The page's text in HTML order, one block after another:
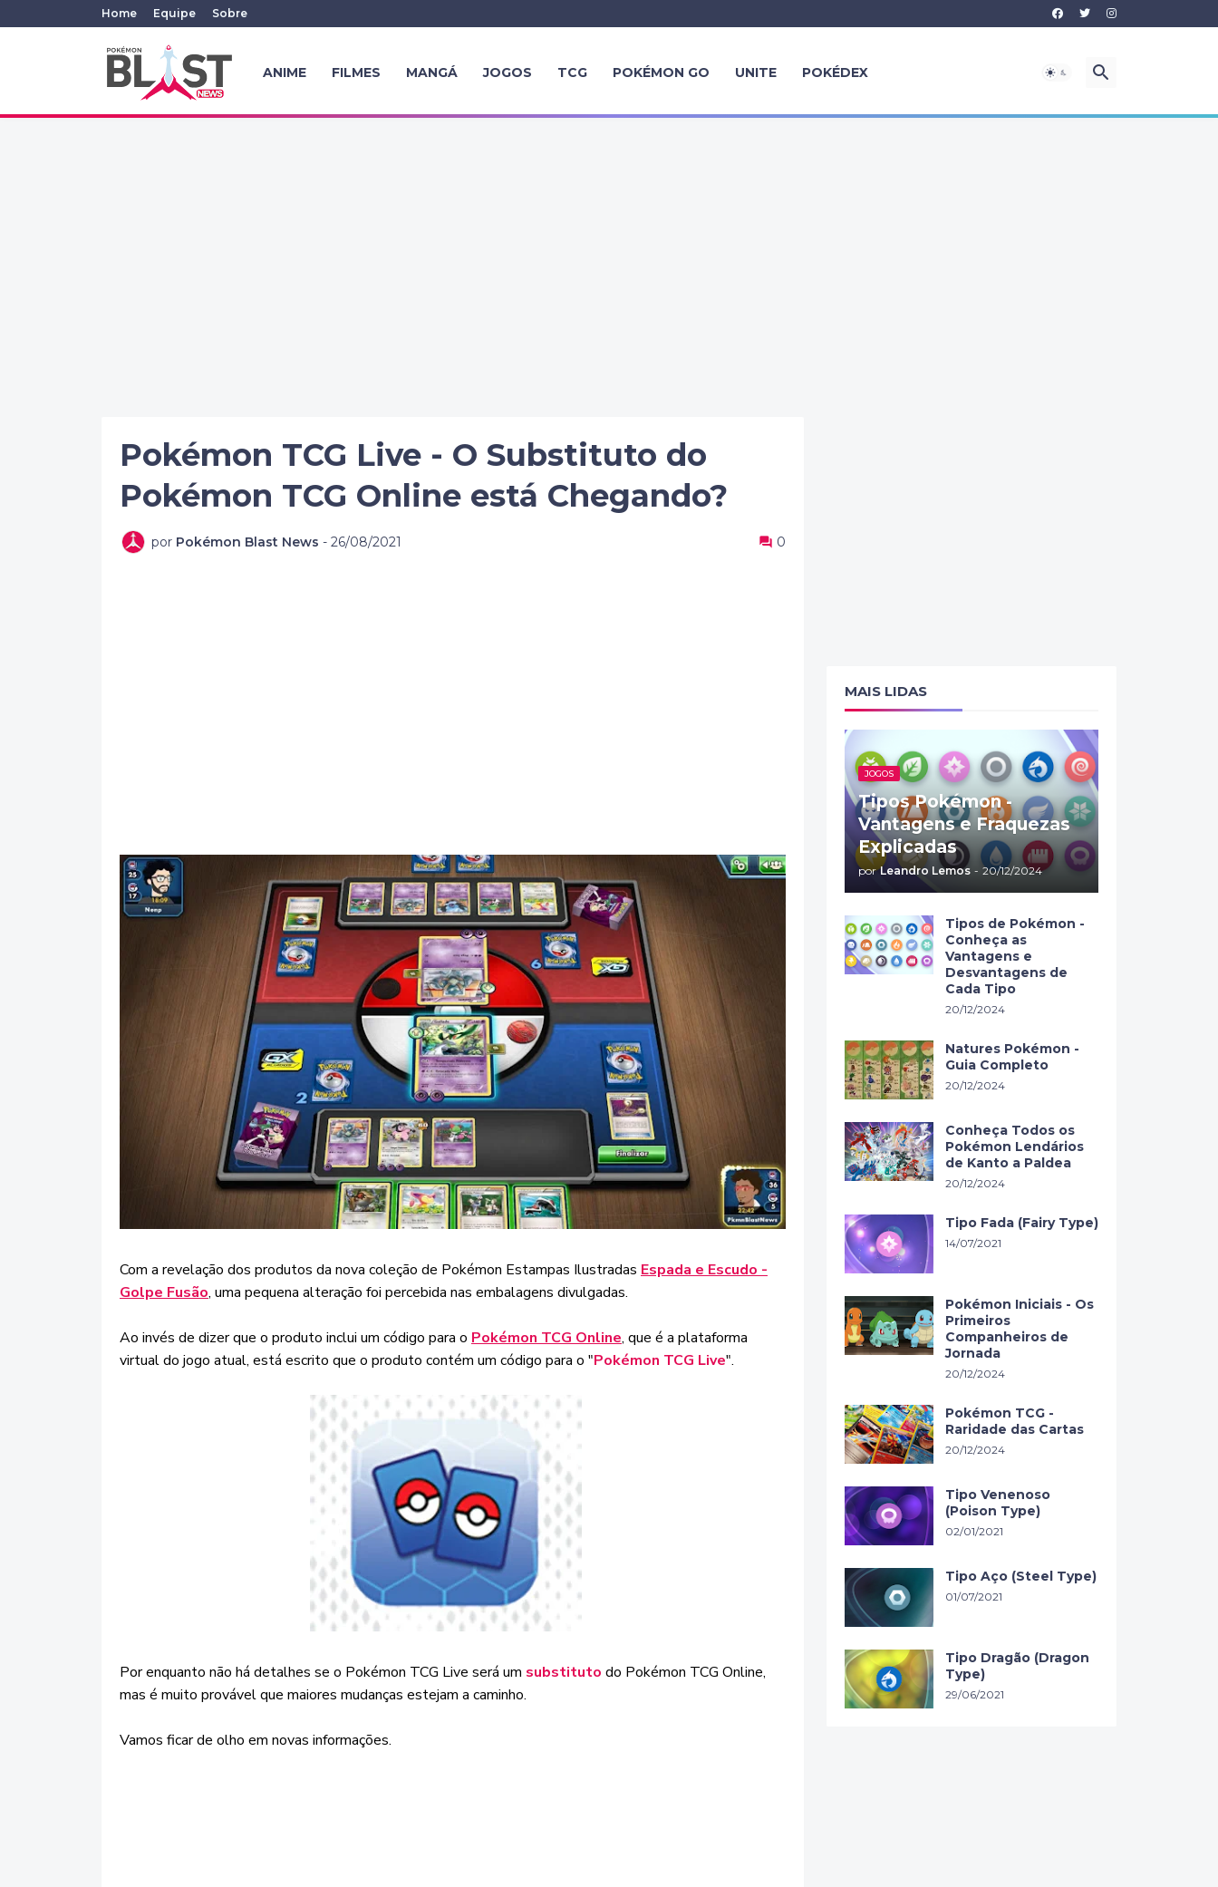
Home Equipe Sobre
ANIME FILMES MANGÁ JOGOS TCG POKÉMON GO UNITE POKÉDEX
Pokémon TCG Live - O Substituto do
Pokémon TCG Online está Chegando?
por Pokémon Blast News - 26/08/2021 0
Com a revelação dos produtos da nova coleção de Pokémon Estampas Ilustradas Espada e Escudo -
Golpe Fusão, uma pequena alteração foi percebida nas embalagens divulgadas.
Ao invés de dizer que o produto inclui um código para o Pokémon TCG Online, que é a plataforma
virtual do jogo atual, está escrito que o produto contém um código para o "Pokémon TCG Live".
Por enquanto não há detalhes se o Pokémon TCG Live será um substituto do Pokémon TCG Online,
mas é muito provável que maiores mudanças estejam a caminho.
Vamos ficar de olho em novas informações.
MAIS LIDAS
JOGOS
Tipos Pokémon -
Vantagens e Fraquezas
Explicadas
por Leandro Lemos - 20/12/2024
Tipos de Pokémon -
Conheça as
Vantagens e
Desvantagens de
Cada Tipo
20/12/2024
Natures Pokémon -
Guia Completo
20/12/2024
Conheça Todos os
Pokémon Lendários
de Kanto a Paldea
20/12/2024
Tipo Fada (Fairy Type)
14/07/2021
Pokémon Iniciais - Os
Primeiros
Companheiros de
Jornada
20/12/2024
Pokémon TCG -
Raridade das Cartas
20/12/2024
Tipo Venenoso
(Poison Type)
02/01/2021
Tipo Aço (Steel Type)
01/07/2021
Tipo Dragão (Dragon
Type)
29/06/2021